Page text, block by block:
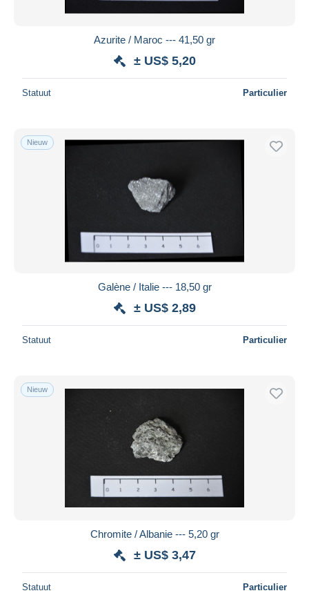
Azurite / Maroc --- 41,50 gr
± US$ 5,20
Statuut Particulier
Nieuw
Galène / Italie --- 18,50 gr
± US$ 2,89
Statuut Particulier
Nieuw
Chromite / Albanie --- 5,20 gr
± US$ 3,47
Statuut Particulier